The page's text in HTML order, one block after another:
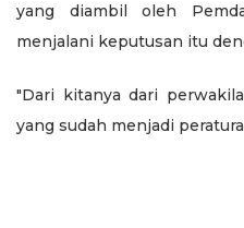
yang diambil oleh
menjalani keputusan itu
"Dari kitanya dari
yang sudah menjadi